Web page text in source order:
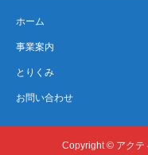
ホーム
事業案内
とりくみ
お問い合わせ
Copyright © アクテ